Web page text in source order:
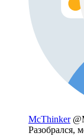
McThinker
Разобрался,